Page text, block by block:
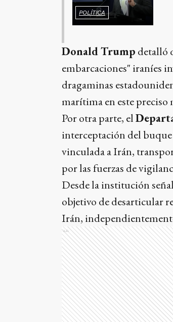
POLÍTICA
Donald Trump detalló
embarcaciones" iraníes
dragaminas
marítima en este preciso
Por otra parte, el
interceptación del
vinculada a Irán,
por las fuerzas de
Desde la institución
objetivo de desarticular
Irán,
Ads